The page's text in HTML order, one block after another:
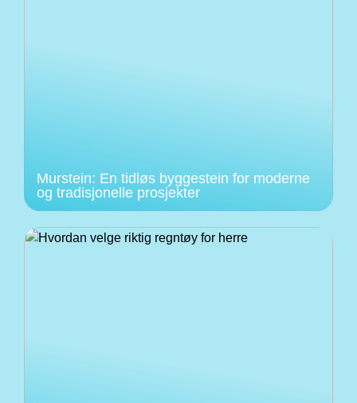
Murstein: En tidløs byggestein for moderne
og tradisjonelle prosjekter